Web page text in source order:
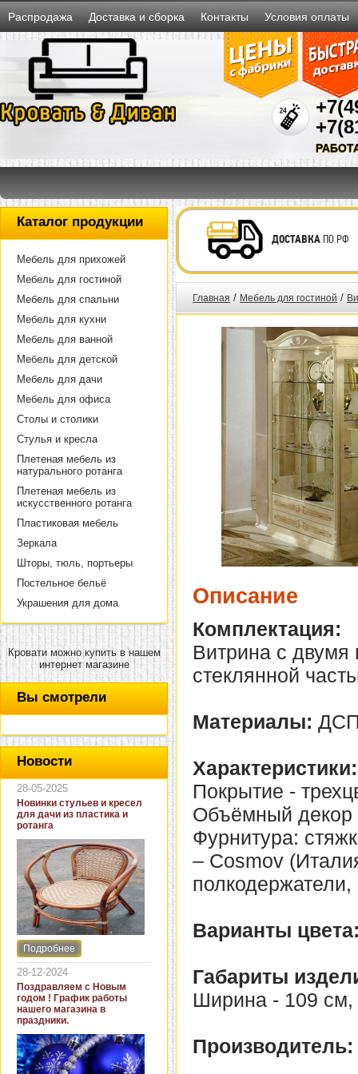
Распродажа Доставка и сборка Контакты Условия оплаты
Каталог продукции
Мебель для прихожей
Мебель для гостиной
Мебель для спальни
Мебель для кухни
Мебель для ванной
Мебель для детской
Мебель для дачи
Мебель для офиса
Столы и столики
Стулья и кресла
Плетеная мебель из
натурального ротанга
Плетеная мебель из
искусственного ротанга
Пластиковая мебель
Зеркала
Шторы, тюль, портьеры
Постельное бельё
Украшения для дома
Кровати можно купить в нашем
интернет магазине
Вы смотрели
Новости
28-05-2025
Новинки стульев и кресел
для дачи из пластика и
ротанга
Интернет-магазин "Кровать
и диван" представляет
новинки стульев и кресел
для дачи. В ассортименте
представлены как
бюджетные модели из
пластика для дачи, так и
кресла для загородных
домов из натурального и
искусственного ротанга.
Подробнее
28-12-2024
Поздравляем с Новым
годом ! График работы
нашего магазина в
праздники.
ДОСТАВКАПО РФ
Главная / Мебель для гостиной /
Описание
Комплектация:
Витрина с
стеклянной
Материалы:
Характеристики:
Покрытие -
Объёмный
Фурнитура:
– Cosmov
Варианты
Габариты
Ширина - 109 см,
Производитель: